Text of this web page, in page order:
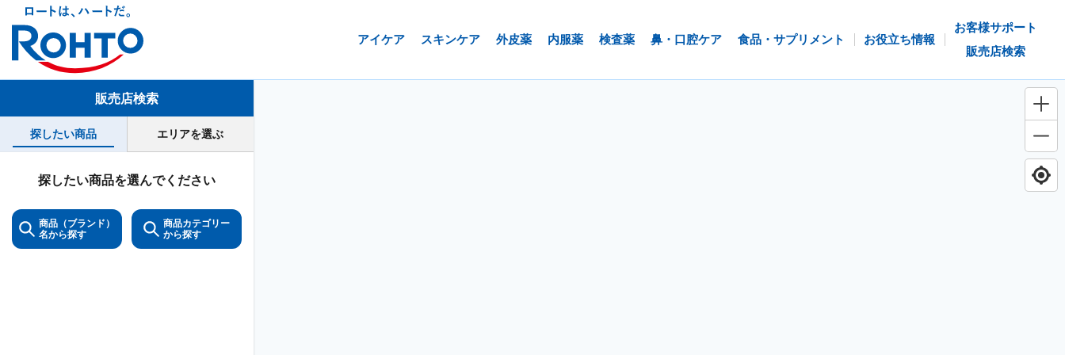
アイケア スキンケア 外皮薬 内服薬 検査薬 鼻・口腔ケア 食品・サプリメント お役立ち情報
お客様サポート
販売店検索
販売店検索
探したい商品 エリアを選ぶ
探したい商品を選んでください
商品（ブランド）
名から探す
商品カテゴリー
から探す